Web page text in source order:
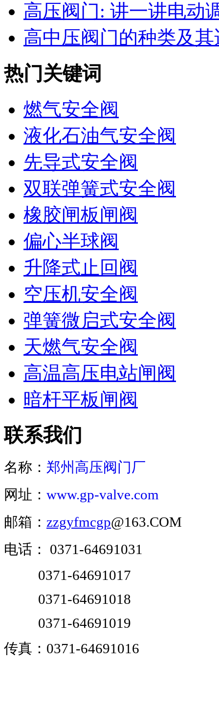
高压阀门: 讲一讲电动
高中压阀门的种类及其
热门关键词
燃气安全阀
液化石油气安全阀
先导式安全阀
双联弹簧式安全阀
橡胶闸板闸阀
偏心半球阀
升降式止回阀
空压机安全阀
弹簧微启式安全阀
天燃气安全阀
高温高压电站闸阀
暗杆平板闸阀
联系我们
名称： 郑州高压阀门厂
网址： www.gp-valve.com
邮箱： zzgyfmcgp@163.COM
电话：
0371-64691031
0371-64691017
0371-64691018
0371-64691019
传真：0371-64691016